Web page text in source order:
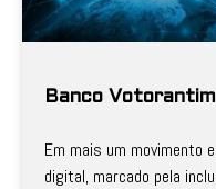
Banco
Em mais um movimento
digital, marcado pela